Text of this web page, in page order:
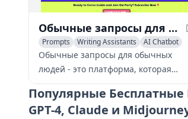
Обычные запросы для обычных людей - Улучшитель разговора ИИ
Prompts Writing Assistants AI Chatbot
Обычные запросы для обычных
людей - это платформа, которая
улучшает взаимодействие с ИИ,
предоставляя высококачественные,
экспертно подобранные запросы
Популярные
GPT-4, Claude и